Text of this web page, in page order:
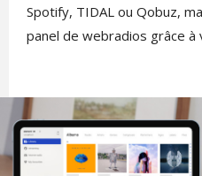
Spotify, TIDAL ou Qobuz,
panel de webradios grâce à